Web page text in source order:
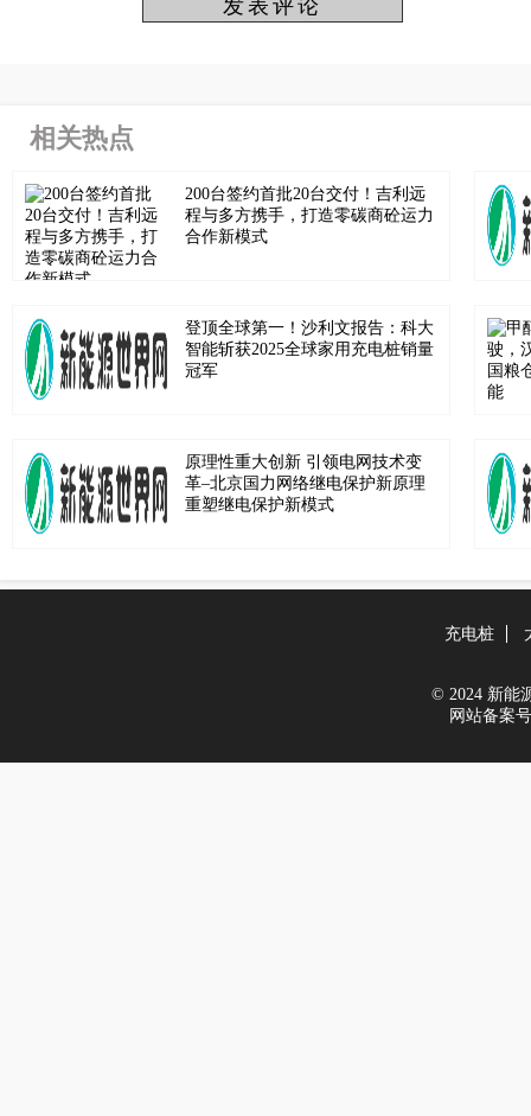
相关热点
200台签约首批20台交付！吉利远
程与多方携手，打造零碳商砼运力
合作新模式
登顶全球第一！沙利文报告：科大
智能斩获2025全球家用充电桩销量
冠军
原理性重大创新 引领电网技术变
革–北京国力网络继电保护新原理
重塑继电保护新模式
充电桩
© 2024 新能
网站备案